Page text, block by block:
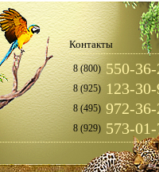
Контакты
8 (800) 550-
8 (925) 123-
8 (495) 972-36-
8 (929) 573-